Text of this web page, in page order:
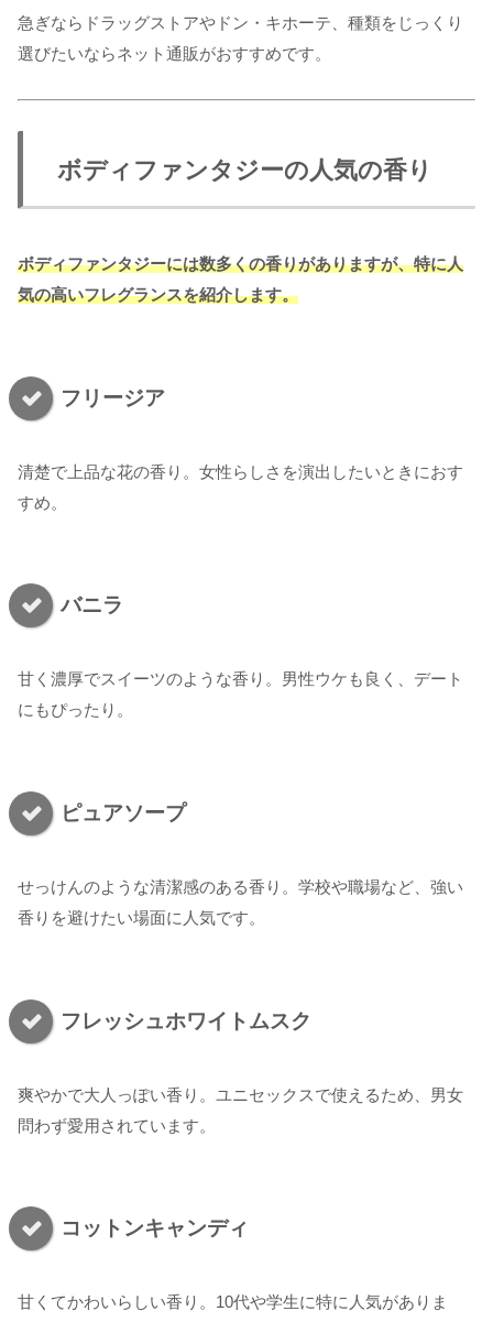
急ぎならドラッグストアやドン・キホーテ、種類をじっくり
選びたいならネット通販がおすすめです。
ボディファンタジーの人気の香り
ボディファンタジーには数多くの香りがありますが、特に人
気の高いフレグランスを紹介します。
フリージア
清楚で上品な花の香り。女性らしさを演出したいときにおす
すめ。
バニラ
甘く濃厚でスイーツのような香り。男性ウケも良く、デート
にもぴったり。
ピュアソープ
せっけんのような清潔感のある香り。学校や職場など、強い
香りを避けたい場面に人気です。
フレッシュホワイトムスク
爽やかで大人っぽい香り。ユニセックスで使えるため、男女
問わず愛用されています。
コットンキャンディ
甘くてかわいらしい香り。10代や学生に特に人気がありま